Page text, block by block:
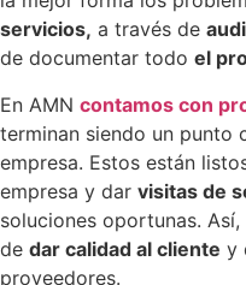
servicios, a través de
de documentar todo el
En AMN contamos con
terminan siendo un punto
empresa. Estos están
empresa y dar visitas de
soluciones oportunas.
de dar calidad al cliente y
proveedores.